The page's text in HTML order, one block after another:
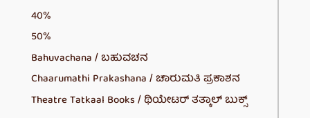
40%
50%
Bahuvachana / ಬಹುವಚನ
Chaarumathi Prakashana / ಚಾರುಮತಿ ಪ್ರಕಾಶನ
Theatre Tatkaal Books / ಥಿಯೇಟರ್ ತತ್ಕಾಲ್ ಬುಕ್ಸ್